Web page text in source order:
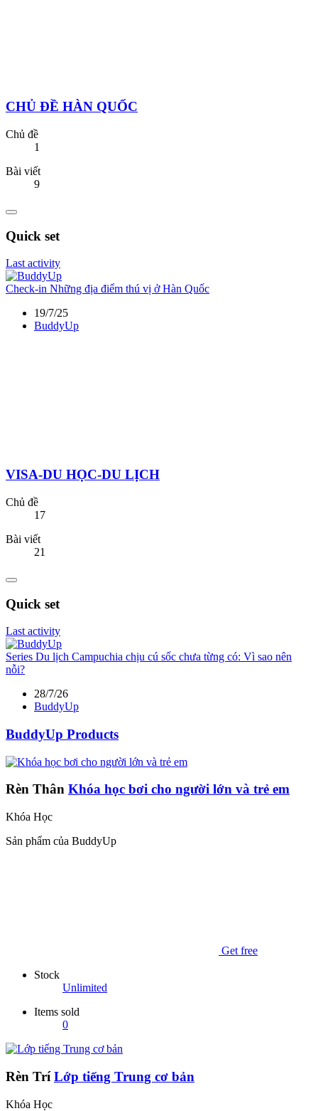
CHỦ ĐỀ HÀN QUỐC
Chủ đề
1
Bài viết
9
Quick set
Last activity
Check-in Những địa điểm thú vị ở Hàn Quốc
19/7/25
BuddyUp
VISA-DU HỌC-DU LỊCH
Chủ đề
17
Bài viết
21
Quick set
Last activity
Series Du lịch Campuchia chịu cú sốc chưa từng có: Vì sao nên
nỗi?
28/7/26
BuddyUp
BuddyUp Products
Rèn Thân Khóa học bơi cho người lớn và trẻ em
Khóa Học
Sản phẩm của BuddyUp
Get free
Stock
Unlimited
Items sold
0
Rèn Trí Lớp tiếng Trung cơ bản
Khóa Học